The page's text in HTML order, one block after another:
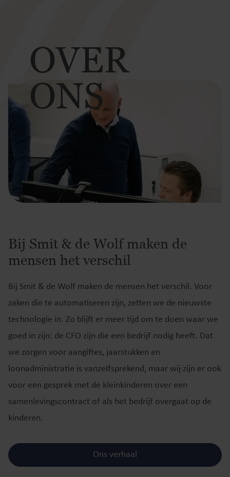
OVER
ONS
Bij Smit & de Wolf maken de
mensen het verschil
Bij Smit & de Wolf maken de mensen het verschil. Voor
zaken die te automatiseren zijn, zetten we de nieuwste
technologie in. Zo blijft er meer tijd om te doen waar we
goed in zijn: de CFO zijn die een bedrijf nodig heeft. Dat
we zorgen voor aangiftes, jaarstukken en
loonadministratie is vanzelfsprekend, maar wij zijn er ook
voor een gesprek met de kleinkinderen over een
samenlevingscontract of als het bedrijf overgaat op de
kinderen.
Ons verhaal